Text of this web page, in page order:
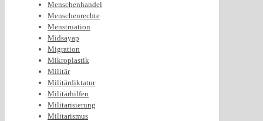
Menschenhandel
Menschenrechte
Menstruation
Midsayap
Migration
Mikroplastik
Militär
Militärdiktatur
Militärhilfen
Militarisierung
Militarismus